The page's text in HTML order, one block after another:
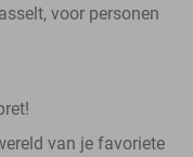
voor personen
van je favoriete